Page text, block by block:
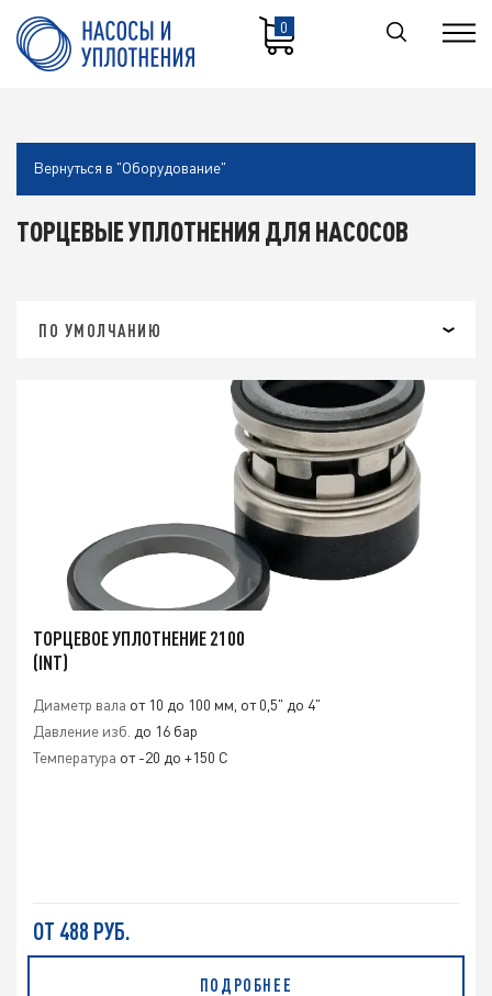
0
Вернуться в "Оборудование"
ТОРЦЕВЫЕ УПЛОТНЕНИЯ ДЛЯ НАСОСОВ
ПО УМОЛЧАНИЮ
ТОРЦЕВОЕ УПЛОТНЕНИЕ 2100
(INT)
Диаметр вала от 10 до 100 мм, от 0,5" до 4"
Давление изб. до 16 бар
Температура от -20 до +150 С
ОТ 488 РУБ.
ПОДРОБНЕЕ